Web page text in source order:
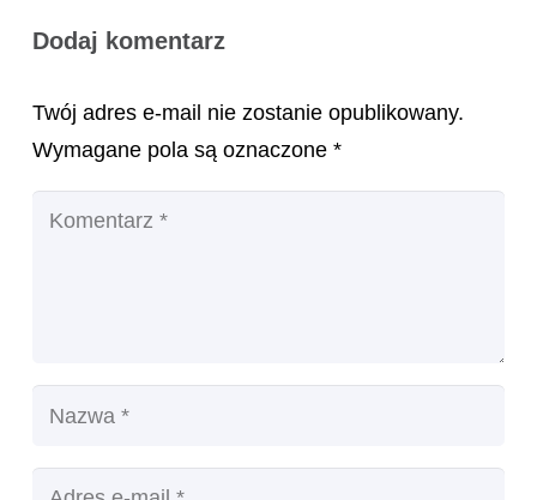
Dodaj komentarz
Twój adres e-mail nie zostanie opublikowany.
Wymagane pola są oznaczone *